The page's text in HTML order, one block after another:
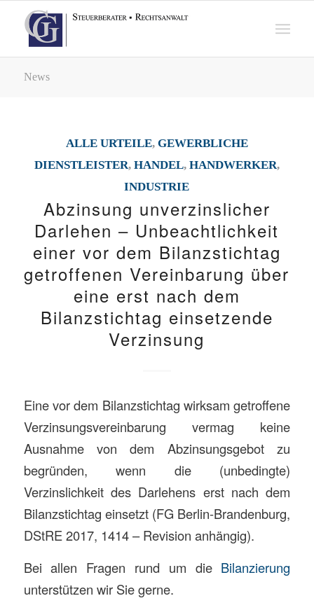
News
ALLE URTEILE, GEWERBLICHE
DIENSTLEISTER, HANDEL, HANDWERKER,
INDUSTRIE
Abzinsung unverzinslicher
Darlehen – Unbeachtlichkeit
einer vor dem Bilanzstichtag
getroffenen Vereinbarung über
eine erst nach dem
Bilanzstichtag einsetzende
Verzinsung
Eine vor dem Bilanzstichtag wirksam getroffene
Verzinsungsvereinbarung vermag keine
Ausnahme von dem Abzinsungsgebot zu
begründen, wenn die (unbedingte)
Verzinslichkeit des Darlehens erst nach dem
Bilanzstichtag einsetzt (FG Berlin-Brandenburg,
DStRE 2017, 1414 – Revision anhängig).
Bei allen Fragen rund um die Bilanzierung
unterstützen wir Sie gerne.